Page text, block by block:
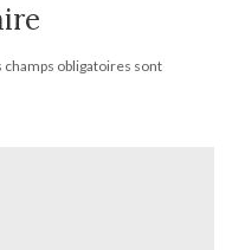
champs obligatoires sont